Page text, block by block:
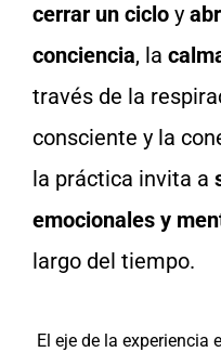
cerrar un ciclo y
conciencia, la
través de la
consciente y la
la práctica invita a
emocionales y
largo del tiempo.
El eje de la experiencia